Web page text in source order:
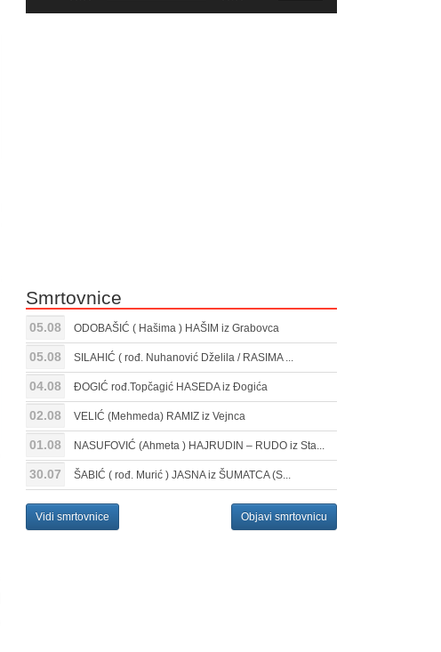
Gore/Dole
Smrtovnice
05.08 ODOBAŠIĆ ( Hašima ) HAŠIM iz Grabovca
05.08 SILAHIĆ ( rođ. Nuhanović Dželila / RASIMA ...
04.08 ĐOGIĆ rođ.Topčagić HASEDA iz Đogića
02.08 VELIĆ (Mehmeda) RAMIZ iz Vejnca
01.08 NASUFOVIĆ (Ahmeta ) HAJRUDIN – RUDO iz Sta...
30.07 ŠABIĆ ( rođ. Murić ) JASNA iz ŠUMATCA (S...
Vidi smrtovnice Objavi smrtovnicu